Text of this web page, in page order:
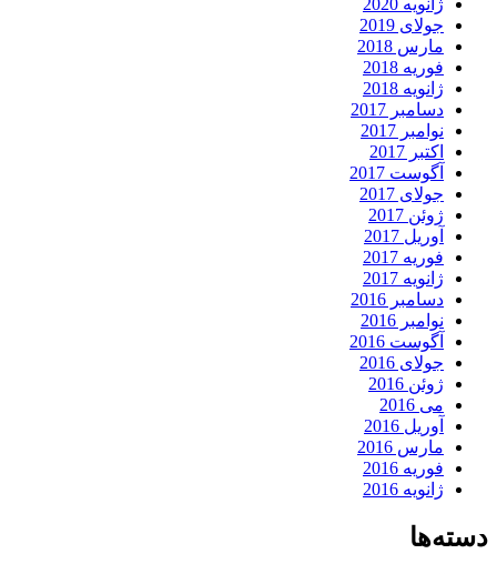
ژانویه 2020
جولای 2019
مارس 2018
فوریه 2018
ژانویه 2018
دسامبر 2017
نوامبر 2017
اکتبر 2017
آگوست 2017
جولای 2017
ژوئن 2017
آوریل 2017
فوریه 2017
ژانویه 2017
دسامبر 2016
نوامبر 2016
آگوست 2016
جولای 2016
ژوئن 2016
می 2016
آوریل 2016
مارس 2016
فوریه 2016
ژانویه 2016
دسته‌ها